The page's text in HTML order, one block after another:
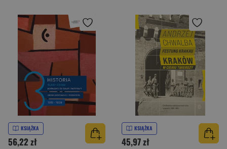
KSIĄŻKA
56,22 zł
KSIĄŻKA
45,97 zł